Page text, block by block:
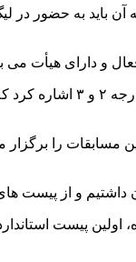
به حضور در
را برگزار
و از پیست